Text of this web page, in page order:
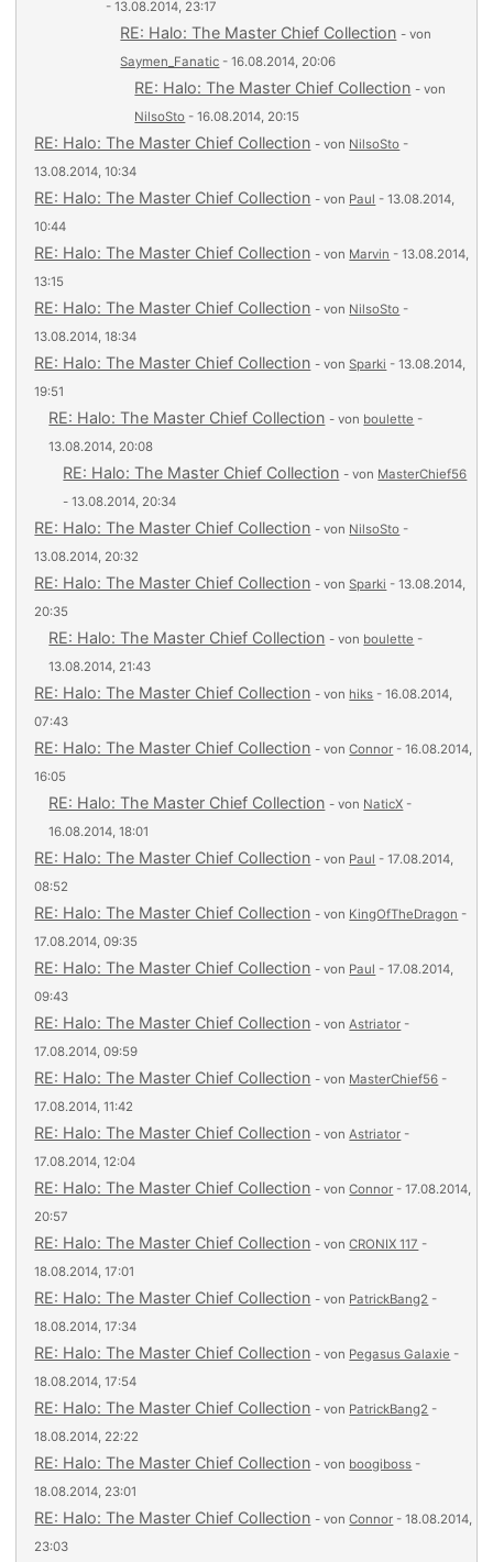
- 13.08.2014, 23:17
RE: Halo: The Master Chief Collection - von
Saymen_Fanatic - 16.08.2014, 20:06
RE: Halo: The Master Chief Collection - von
NilsoSto - 16.08.2014, 20:15
RE: Halo: The Master Chief Collection - von NilsoSto -
13.08.2014, 10:34
RE: Halo: The Master Chief Collection - von Paul - 13.08.2014,
10:44
RE: Halo: The Master Chief Collection - von Marvin - 13.08.2014,
13:15
RE: Halo: The Master Chief Collection - von NilsoSto -
13.08.2014, 18:34
RE: Halo: The Master Chief Collection - vonSparki - 13.08.2014,
19:51
RE: Halo: The Master Chief Collection - von boulette -
13.08.2014, 20:08
RE: Halo: The Master Chief Collection - von MasterChief56
- 13.08.2014, 20:34
RE: Halo: The Master Chief Collection - von NilsoSto -
13.08.2014, 20:32
RE: Halo: The Master Chief Collection - vonSparki - 13.08.2014,
20:35
RE: Halo: The Master Chief Collection - von boulette -
13.08.2014, 21:43
RE: Halo: The Master Chief Collection - von hiks - 16.08.2014,
07:43
RE: Halo: The Master Chief Collection - vonConnor - 16.08.2014,
16:05
RE: Halo: The Master Chief Collection - von NaticX -
16.08.2014, 18:01
RE: Halo: The Master Chief Collection - von Paul - 17.08.2014,
08:52
RE: Halo: The Master Chief Collection - von KingOfTheDragon -
17.08.2014, 09:35
RE: Halo: The Master Chief Collection - von Paul - 17.08.2014,
09:43
RE: Halo: The Master Chief Collection - vonAstriator -
17.08.2014, 09:59
RE: Halo: The Master Chief Collection - von MasterChief56 -
17.08.2014, 11:42
RE: Halo: The Master Chief Collection - vonAstriator -
17.08.2014, 12:04
RE: Halo: The Master Chief Collection - vonConnor - 17.08.2014,
20:57
RE: Halo: The Master Chief Collection - vonCRONIX 117 -
18.08.2014, 17:01
RE: Halo: The Master Chief Collection - von PatrickBang2 -
18.08.2014, 17:34
RE: Halo: The Master Chief Collection - von Pegasus Galaxie -
18.08.2014, 17:54
RE: Halo: The Master Chief Collection - von PatrickBang2 -
18.08.2014, 22:22
RE: Halo: The Master Chief Collection - von boogiboss -
18.08.2014, 23:01
RE: Halo: The Master Chief Collection - vonConnor - 18.08.2014,
23:03